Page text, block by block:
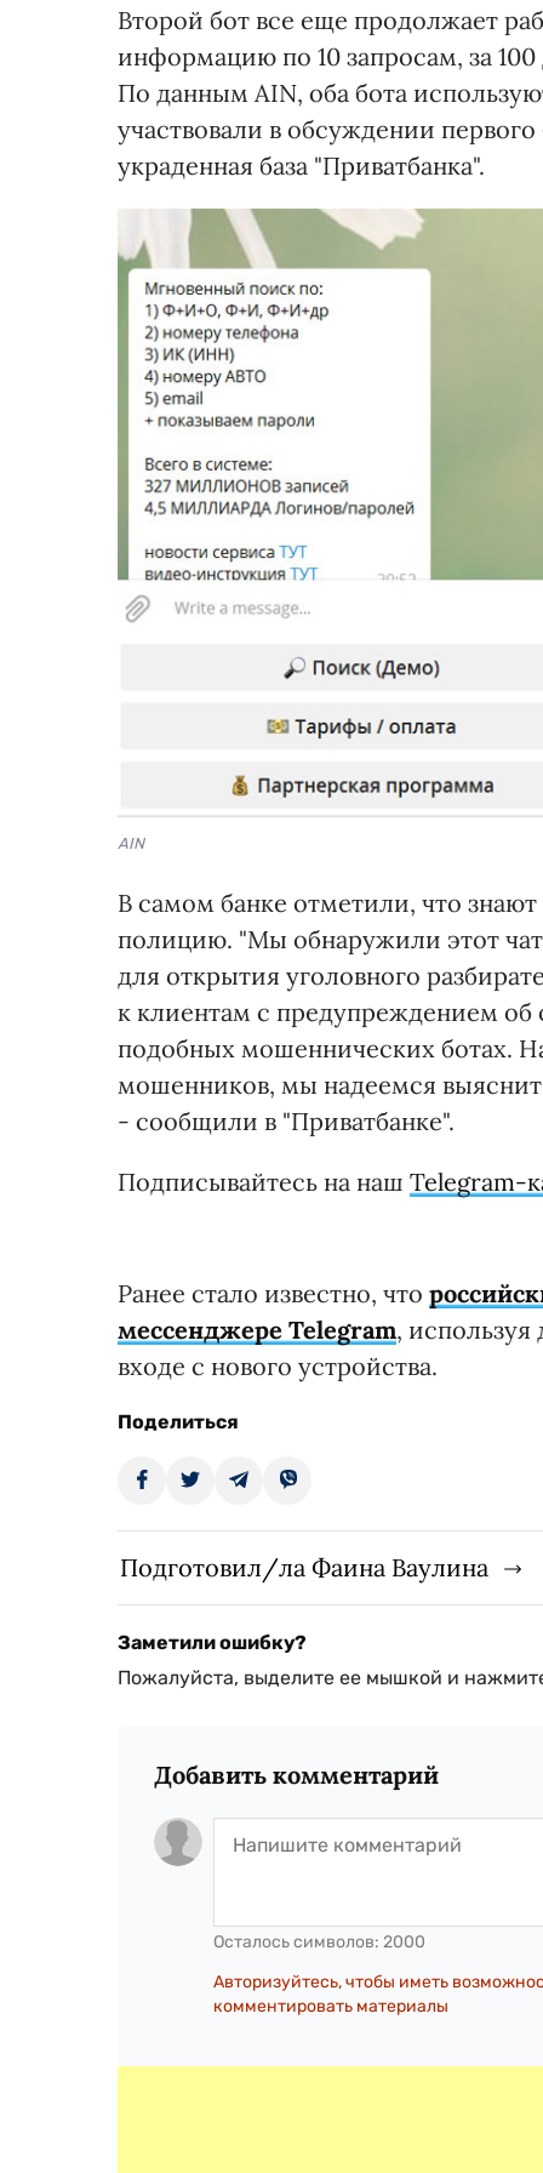
Второй бот все еще продолжает
информацию по 10 запросам, за
По данным AIN, оба бота
участвовали в обсуждении
украденная база "Приватбанка".
AIN
В самом банке отметили, что
полицию. "Мы обнаружили этот
для открытия уголовного
к клиентам с предупреждением
подобных мошеннических ботах.
мошенников, мы надеемся
- сообщили в "Приватбанке".
Подписывайтесь на наш Telegram-
Ранее стало известно, что
мессенджере Telegram,
входе с нового устройства.
Поделиться
Подготовил/ла Фаина Ваулина
Заметили ошибку?
Пожалуйста, выделите ее мышкой и
Добавить комментарий
Осталось символов: 2000
Авторизуйтесь, чтобы иметь
комментировать материалы